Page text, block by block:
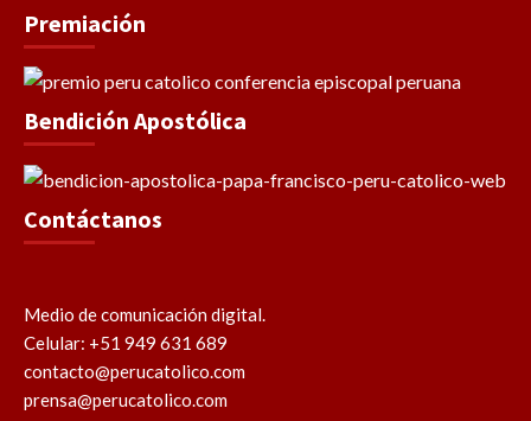
Premiación
Bendición Apostólica
Contáctanos
Medio de comunicación digital.
Celular: +51 949 631 689
contacto@perucatolico.com
prensa@perucatolico.com